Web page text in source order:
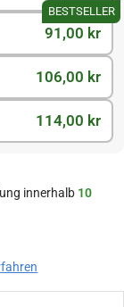
BESTSELLER
91,00 kr
106,00 kr
114,00 kr
innerhalb 10